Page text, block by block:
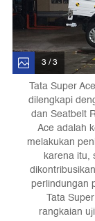
3 / 3
Tata Super
dilengkapi
dan Seatbelt
Ace adalah
melakukan
karena itu,
perlindungan
Tata
rangkaian